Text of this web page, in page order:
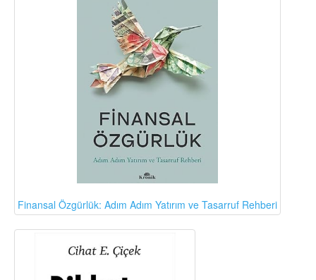
Finansal Özgürlük: Adım Adım Yatırım ve Tasarruf Rehberi